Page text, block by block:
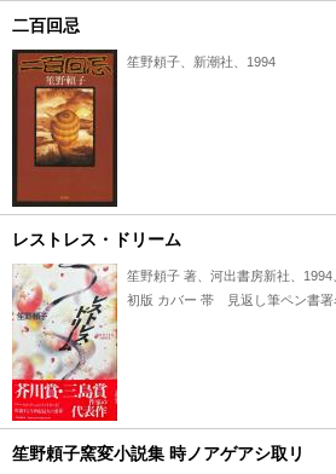
二百回忌
笙野頼子、新潮社、1994
レストレス・ドリーム
笙野頼子 著、河出書房新社、
初版 カバー 帯 見返し筆ペン書署
笙野頼子窯変小説集 時ノアゲアシ取リ